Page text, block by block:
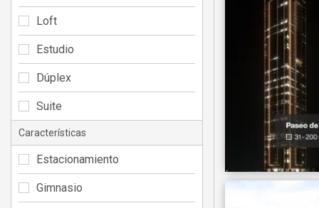
Loft
Estudio
Dúplex
Suite
Características
Estacionamiento
Gimnasio